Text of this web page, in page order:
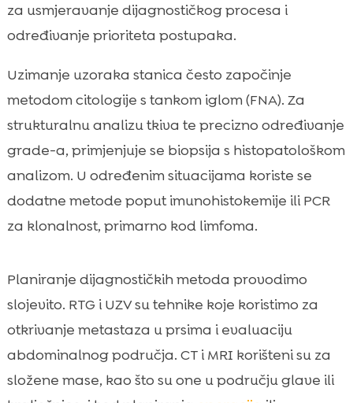
za usmjeravanje dijagnostičkog procesa i
određivanje prioriteta postupaka.
Uzimanje uzoraka stanica često započinje
metodom citologije s tankom iglom (FNA). Za
strukturalnu analizu tkiva te precizno određivanje
grade-a, primjenjuje se biopsija s histopatološkom
analizom. U određenim situacijama koriste se
dodatne metode poput imunohistokemije ili PCR
za klonalnost, primarno kod limfoma.
Planiranje dijagnostičkih metoda provodimo
slojevito. RTG i UZV su tehnike koje koristimo za
otkrivanje metastaza u prsima i evaluaciju
abdominalnog područja. CT i MRI korišteni su za
složene mase, kao što su one u području glave ili